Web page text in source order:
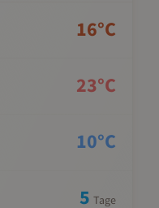
16°C
23°C
10°C
5 Tage